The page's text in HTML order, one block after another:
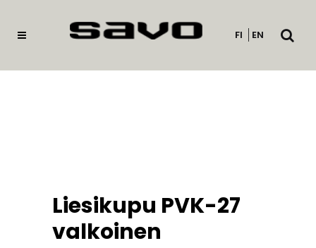
FI EN
Avaa
Liesikupu PVK-27
valkoinen